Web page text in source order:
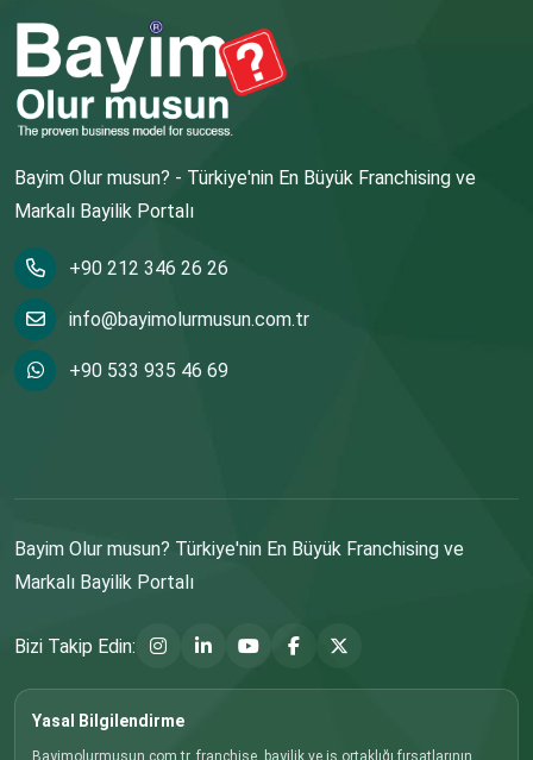
Bayim Olur musun? - Türkiye'nin En Büyük Franchising ve
Markalı Bayilik Portalı
+90 212 346 26 26
info@bayimolurmusun.com.tr
+90 533 935 46 69
Bayim Olur musun? Türkiye'nin En Büyük Franchising ve
Markalı Bayilik Portalı
Bizi Takip Edin:
Yasal Bilgilendirme
Bayimolurmusun.com.tr, franchise, bayilik ve iş ortaklığı fırsatlarının